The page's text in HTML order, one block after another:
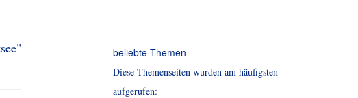
beliebte Themen
Diese Themenseiten wurden am häufigsten
aufgerufen: